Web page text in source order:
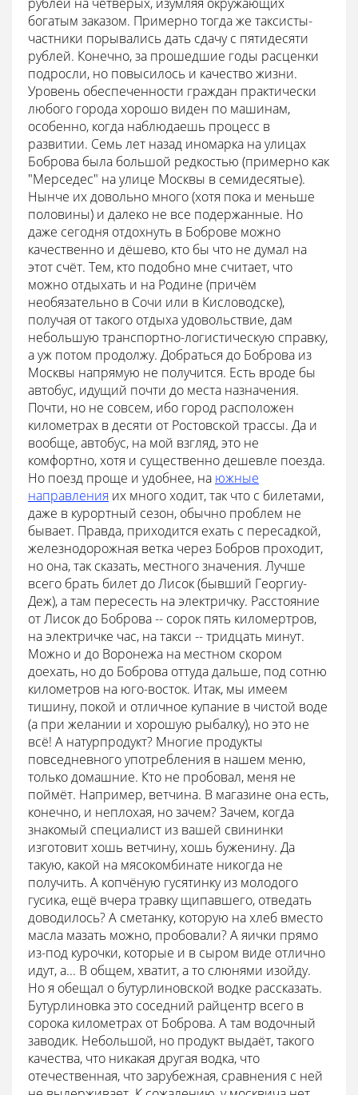
богатым заказом. Примерно тогда же таксисты-
частники порывались дать сдачу с пятидесяти
рублей. Конечно, за прошедшие годы расценки
подросли, но повысилось и качество жизни.
Уровень обеспеченности граждан практически
любого города хорошо виден по машинам,
особенно, когда наблюдаешь процесс в
развитии. Семь лет назад иномарка на улицах
Боброва была большой редкостью (примерно как
"Мерседес" на улице Москвы в семидесятые).
Нынче их довольно много (хотя пока и меньше
половины) и далеко не все подержанные. Но
даже сегодня отдохнуть в Боброве можно
качественно и дёшево, кто бы что не думал на
этот счёт. Тем, кто подобно мне считает, что
можно отдыхать и на Родине (причём
необязательно в Сочи или в Кисловодске),
получая от такого отдыха удовольствие, дам
небольшую транспортно-логистическую справку,
а уж потом продолжу. Добраться до Боброва из
Москвы напрямую не получится. Есть вроде бы
автобус, идущий почти до места назначения.
Почти, но не совсем, ибо город расположен
километрах в десяти от Ростовской трассы. Да и
вообще, автобус, на мой взгляд, это не
комфортно, хотя и существенно дешевле поезда.
Но поезд проще и удобнее, на южные
направления их много ходит, так что с билетами,
даже в курортный сезон, обычно проблем не
бывает. Правда, приходится ехать с пересадкой,
железнодорожная ветка через Бобров проходит,
но она, так сказать, местного значения. Лучше
всего брать билет до Лисок (бывший Георгиу-
Деж), а там пересесть на электричку. Расстояние
от Лисок до Боброва -- сорок пять киломертров,
на электричке час, на такси -- тридцать минут.
Можно и до Воронежа на местном скором
доехать, но до Боброва оттуда дальше, под сотню
километров на юго-восток. Итак, мы имеем
тишину, покой и отличное купание в чистой воде
(а при желании и хорошую рыбалку), но это не
всё! А натурпродукт? Многие продукты
повседневного употребления в нашем меню,
только домашние. Кто не пробовал, меня не
поймёт. Например, ветчина. В магазине она есть,
конечно, и неплохая, но зачем? Зачем, когда
знакомый специалист из вашей свининки
изготовит хошь ветчину, хошь буженину. Да
такую, какой на мясокомбинате никогда не
получить. А копчёную гусятинку из молодого
гусика, ещё вчера травку щипавшего, отведать
доводилось? А сметанку, которую на хлеб вместо
масла мазать можно, пробовали? А яички прямо
из-под курочки, которые и в сыром виде отлично
идут, а... В общем, хватит, а то слюнями изойду.
Но я обещал о бутурлиновской водке рассказать.
Бутурлиновка это соседний райцентр всего в
сорока километрах от Боброва. А там водочный
заводик. Небольшой, но продукт выдаёт, такого
качества, что никакая другая водка, что
отечественная, что зарубежная, сравнения с ней